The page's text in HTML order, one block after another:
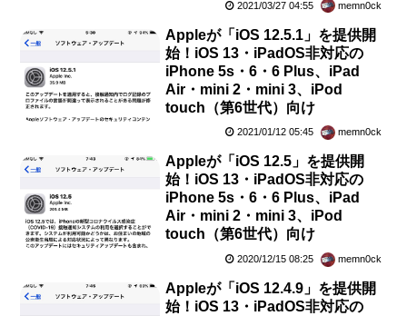
2021/03/27 04:55 memn0ck
Appleが「iOS 12.5.1」を提供開
始！iOS 13・iPadOS非対応の
iPhone 5s・6・6 Plus、iPad
Air・mini 2・mini 3、iPod
touch（第6世代）向け
2021/01/12 05:45 memn0ck
Appleが「iOS 12.5」を提供開
始！iOS 13・iPadOS非対応の
iPhone 5s・6・6 Plus、iPad
Air・mini 2・mini 3、iPod
touch（第6世代）向け
2020/12/15 08:25 memn0ck
Appleが「iOS 12.4.9」を提供開
始！iOS 13・iPadOS非対応の